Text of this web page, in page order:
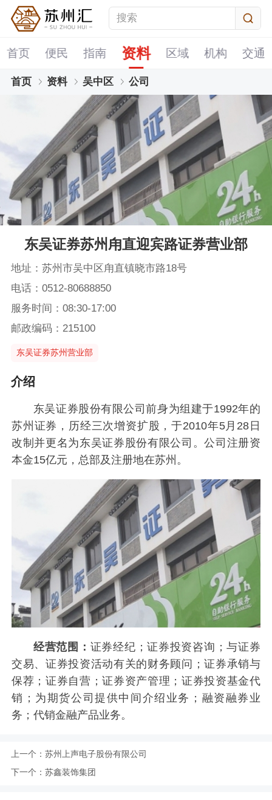
首页 便民 指南 资料 区域 机构 交通
首页 资料 吴中区 公司
东吴证券苏州甪直迎宾路证券营业部
地址：苏州市吴中区甪直镇晓市路18号
电话：0512-80688850
服务时间：08:30-17:00
邮政编码：215100
东吴证券苏州营业部
介绍
东吴证券股份有限公司前身为组建于1992年的
苏州证券，历经三次增资扩股，于2010年5月28日
改制并更名为东吴证券股份有限公司。公司注册资
本金15亿元，总部及注册地在苏州。
经营范围： 证券经纪；证券投资咨询；与证券
交易、证券投资活动有关的财务顾问；证券承销与
保荐；证券自营；证券资产管理；证券投资基金代
销；为期货公司提供中间介绍业务；融资融券业
务；代销金融产品业务。
上一个： 苏州上声电子股份有限公司
下一个： 苏鑫装饰集团